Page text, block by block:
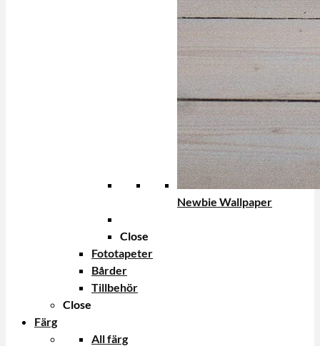
Newbie Wallpaper
Close
Fototapeter
Bårder
Tillbehör
Close
Färg
All färg